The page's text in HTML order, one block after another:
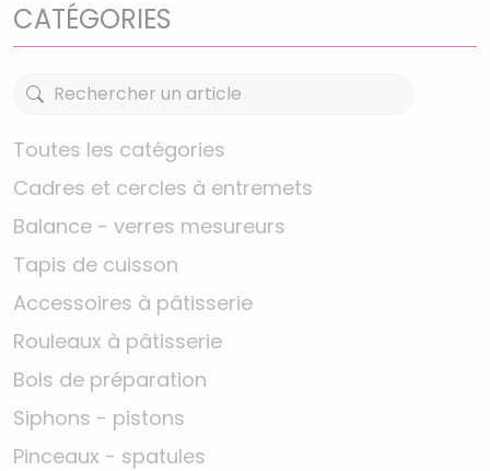
CATÉGORIES
Toutes les catégories
Cadres et cercles à entremets
Balance - verres mesureurs
Tapis de cuisson
Accessoires à pâtisserie
Rouleaux à pâtisserie
Bols de préparation
Siphons - pistons
Pinceaux - spatules